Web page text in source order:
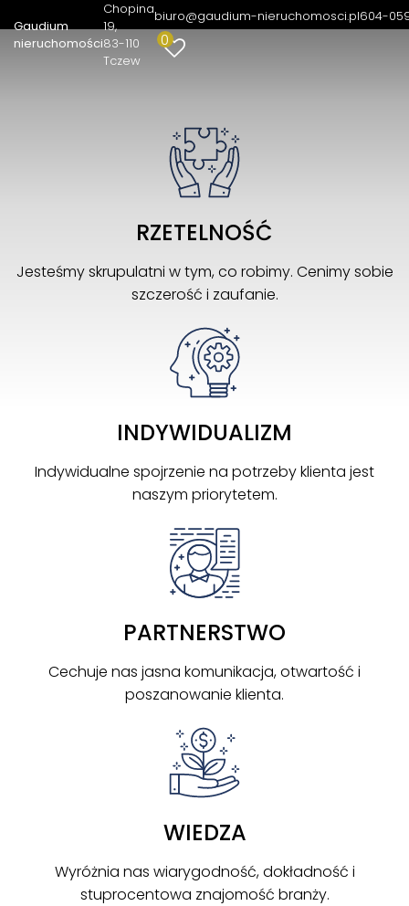
Gaudium
nieruchomości
Chopina
19
83-110
Tczew
biuro@gaudium-nieruchomosci.pl604-
0
RZETELNOŚĆ
Jesteśmy skrupulatni w tym, co robimy. Cenimy sobie
szczerość i zaufanie.
INDYWIDUALIZM
Indywidualne spojrzenie na potrzeby klienta jest
naszym priorytetem.
PARTNERSTWO
Cechuje nas jasna komunikacja, otwartość i
poszanowanie klienta.
WIEDZA
Wyróżnia nas wiarygodność, dokładność i
stuprocentowa znajomość branży.